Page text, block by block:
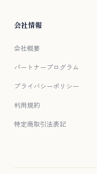
会社情報
会社概要
パートナープログラム
プライバシーポリシー
利用規約
特定商取引法表記